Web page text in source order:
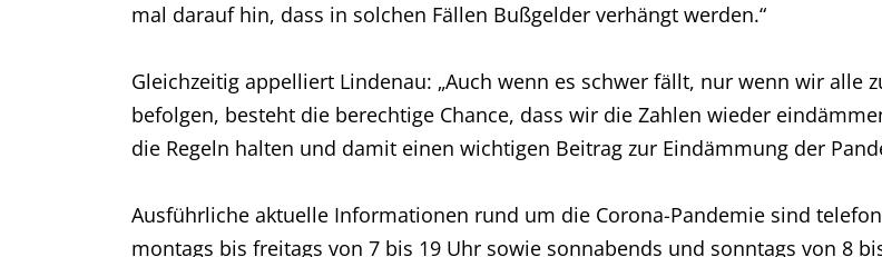
mal darauf hin, dass in solchen Fällen Bußgelder verhängt werden.“
Gleichzeitig appelliert Lindenau: „Auch wenn es schwer fällt, nur wenn wir alle
befolgen, besteht die berechtige Chance, dass wir die Zahlen wieder
die Regeln halten und damit einen wichtigen Beitrag zur Eindämmung der
Ausführliche aktuelle Informationen rund um die Corona-Pandemie sind
montags bis freitags von 7 bis 19 Uhr sowie sonnabends und sonntags von 8